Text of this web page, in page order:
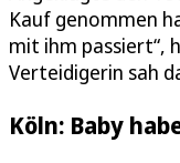
Kauf genommen
mit ihm passiert“,
Verteidigerin sah
Köln: Baby